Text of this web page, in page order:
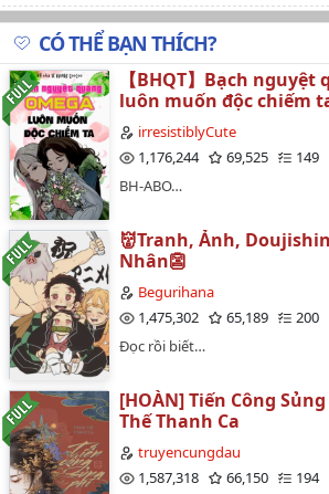
CÓ THỂ BẠN THÍCH?
【BHQT】Bạch
luôn muốn độc chiếm
irresistiblyCute
1,176,244
69,525
149
BH-ABO…
👹Tranh, Ảnh,
Nhân👺
Begurihana
1,475,302
65,189
200
Đọc rồi biết…
[HOÀN] Tiến Công
Thế Thanh Ca
truyencungdau
1,587,318
66,150
194